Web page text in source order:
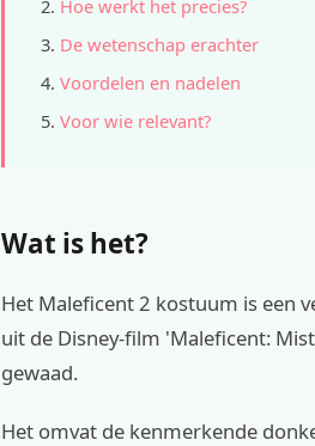
Hoe werkt het precies?
De wetenschap erachter
Voordelen en nadelen
Voor wie relevant?
Wat is het?
Het Maleficent 2 kostuum is een
uit de Disney-film 'Maleficent:
gewaad.
Het omvat de kenmerkende